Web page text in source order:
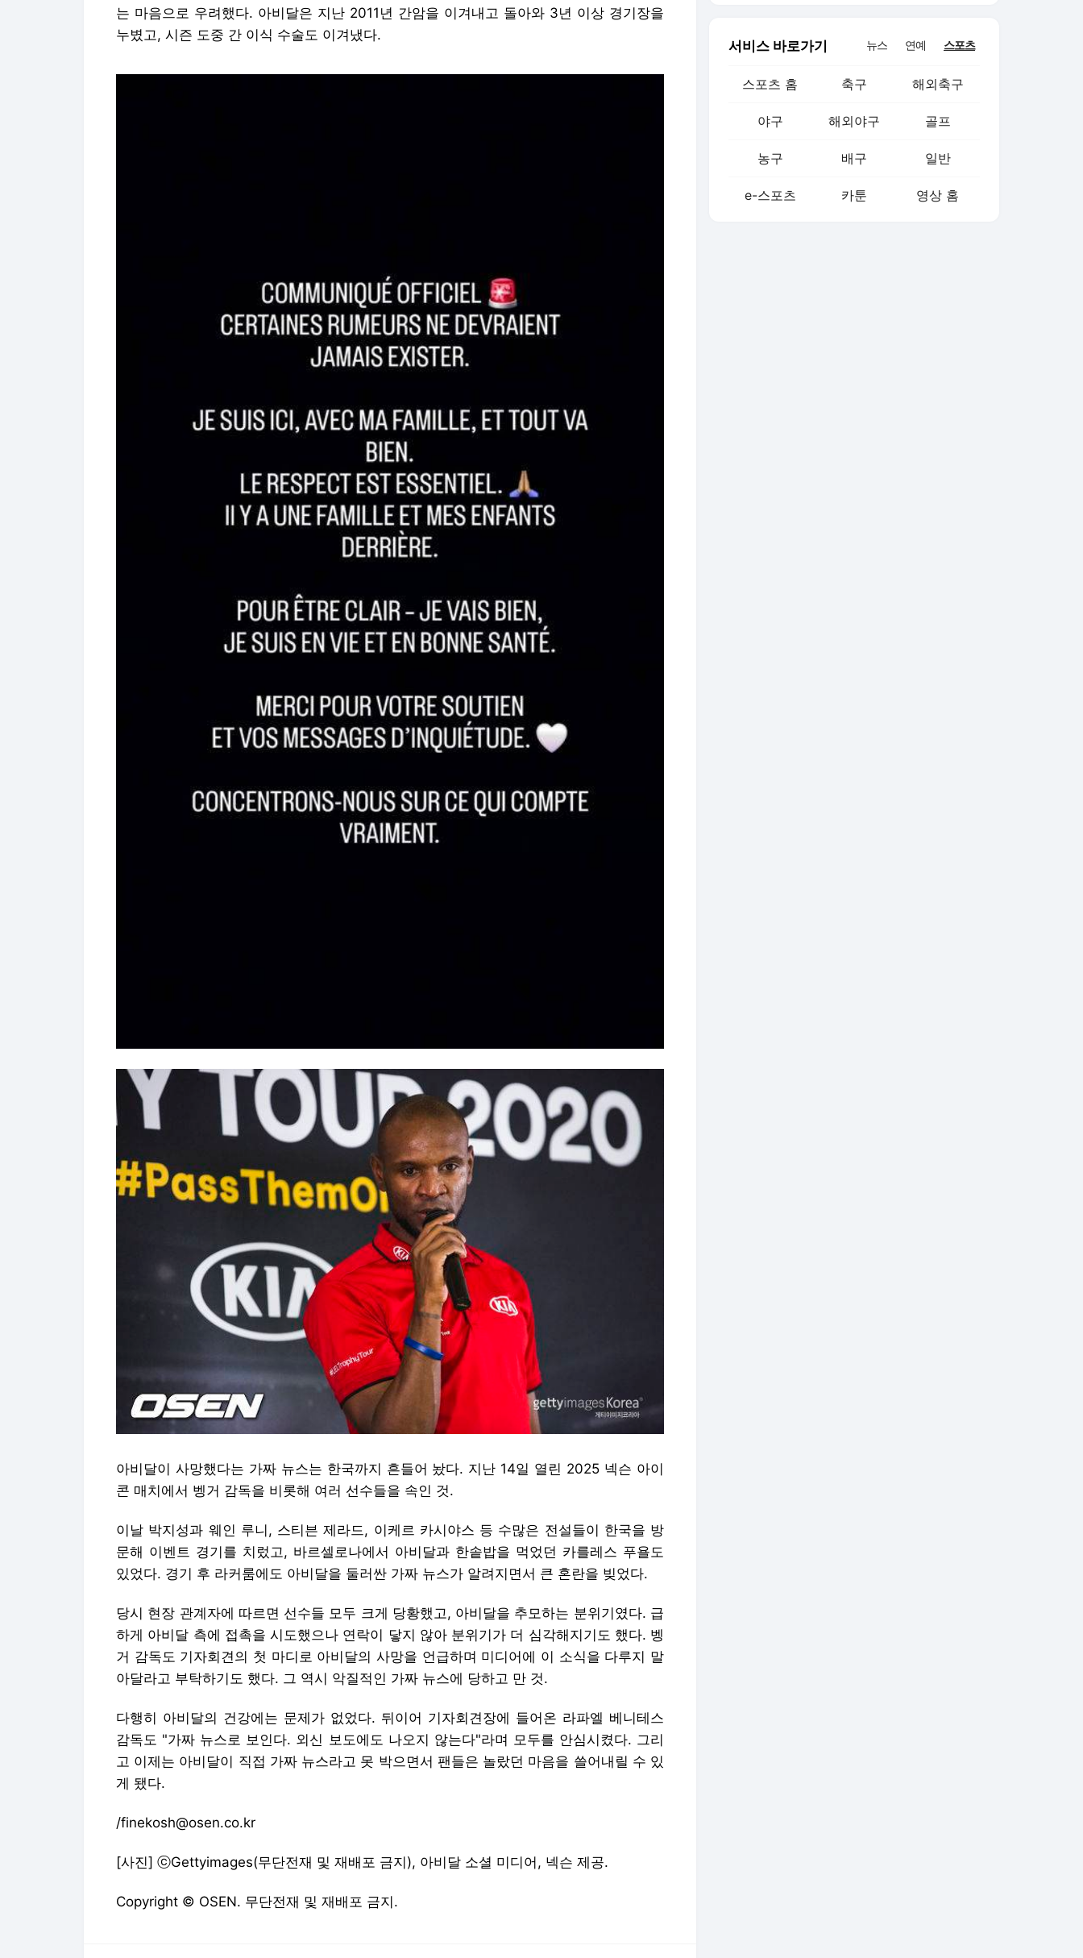
는 마음으로 우려했다. 아비달은 지난 2011년 간암을 이겨내고 돌아와 3년 이상 경기장을
누볐고, 시즌 도중 간 이식 수술도 이겨냈다.
아비달이 사망했다는 가짜 뉴스는 한국까지 흔들어 놨다. 지난 14일 열린 2025 넥슨 아이
콘 매치에서 벵거 감독을 비롯해 여러 선수들을 속인 것.
이날 박지성과 웨인 루니, 스티븐 제라드, 이케르 카시야스 등 수많은 전설들이 한국을 방
문해 이벤트 경기를 치렀고, 바르셀로나에서 아비달과 한솥밥을 먹었던 카를레스 푸욜도
있었다. 경기 후 라커룸에도 아비달을 둘러싼 가짜 뉴스가 알려지면서 큰 혼란을 빚었다.
당시 현장 관계자에 따르면 선수들 모두 크게 당황했고, 아비달을 추모하는 분위기였다. 급
하게 아비달 측에 접촉을 시도했으나 연락이 닿지 않아 분위기가 더 심각해지기도 했다. 벵
거 감독도 기자회견의 첫 마디로 아비달의 사망을 언급하며 미디어에 이 소식을 다루지 말
아달라고 부탁하기도 했다. 그 역시 악질적인 가짜 뉴스에 당하고 만 것.
다행히 아비달의 건강에는 문제가 없었다. 뒤이어 기자회견장에 들어온 라파엘 베니테스
감독도 "가짜 뉴스로 보인다. 외신 보도에도 나오지 않는다"라며 모두를 안심시켰다. 그리
고 이제는 아비달이 직접 가짜 뉴스라고 못 박으면서 팬들은 놀랐던 마음을 쓸어내릴 수 있
게 됐다.
/finekosh@osen.co.kr
[사진] ⓒGettyimages(무단전재 및 재배포 금지), 아비달 소셜 미디어, 넥슨 제공.
Copyright © OSEN. 무단전재 및 재배포 금지.
서비스 바로가기 뉴스 연예 스포츠
스포츠 홈 축구 해외축구
야구 해외야구 골프
농구 배구 일반
e-스포츠 카툰 영상 홈